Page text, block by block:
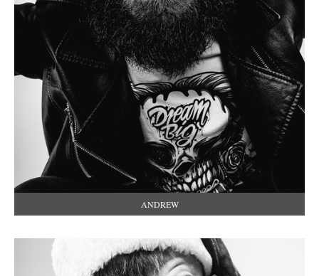
ANDREW